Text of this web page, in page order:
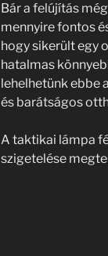
Bár a felújítás
mennyire fontos
hogy sikerült egy
hatalmas
lehelhetünk ebbe
és barátságos
A taktikai lámpa
szigetelése